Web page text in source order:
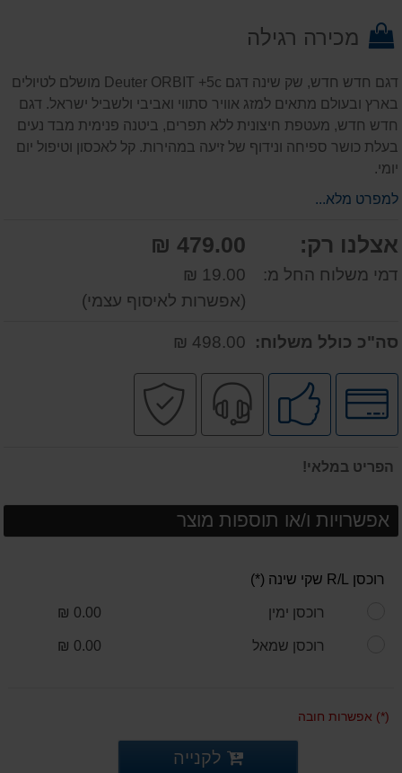
מכירה רגילה
דגם חדש חדש, שק שינה דגם Deuter ORBIT +5c מושלם לטיולים
בארץ ובעולם מתאים למזג אוויר סתווי ואביבי ולשביל ישראל. דגם
חדש חדש, מעטפת חיצונית ללא תפרים, ביטנה פנימית מבד נעים
בעלת כושר ספיחה ונידוף של זיעה במהירות. קל לאכסון וטיפול יום
יומי.
למפרט מלא...
אצלנו רק: 479.00 ₪
דמי משלוח החל מ:
19.00 ₪
(אפשרות לאיסוף עצמי)
סה"כ כולל משלוח: 498.00 ₪
לחץ
לאפשרויות
תשלומים
מומלץ
ע"י
לקוחות
שירות
מקצועי
הפריט במלאי!
אפשרויות ו/או תוספות מוצר
רוכסן R/L שקי שינה (*)
רוכסן ימין 0.00 ₪
רוכסן שמאל 0.00 ₪
(*) אפשרות חובה
לקנייה